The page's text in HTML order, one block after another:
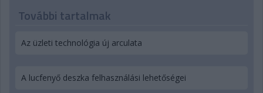
További tartalmak
Az üzleti technológia új arculata
A lucfenyő deszka felhasználási lehetőségei